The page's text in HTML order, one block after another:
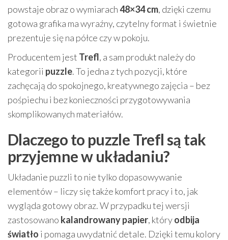
powstaje obraz o wymiarach48×34 cm, dzięki czemu
gotowa grafika ma wyraźny, czytelny format i świetnie
prezentuje się na półce czy w pokoju.
Producentem jest Trefl, a sam produkt należy do
kategorii puzzle. To jedna z tych pozycji, które
zachęcają do spokojnego, kreatywnego zajęcia – bez
pośpiechu i bez konieczności przygotowywania
skomplikowanych materiałów.
Dlaczego to puzzle Trefl są tak
przyjemne w układaniu?
Układanie puzzli to nie tylko dopasowywanie
elementów – liczy się także komfort pracy i to, jak
wygląda gotowy obraz. W przypadku tej wersji
zastosowano kalandrowany papier, któryodbija
światło i pomaga uwydatnić detale. Dzięki temu kolory